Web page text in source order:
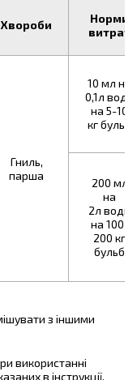
Хвороби
Норми
витрат
Гниль,
парша
10 мл на
0,1л води
на 5-10
кг бульб
200 мл
на
2л води
на 100-
200 кг
бульб
з іншими
використанні
в інструкції.